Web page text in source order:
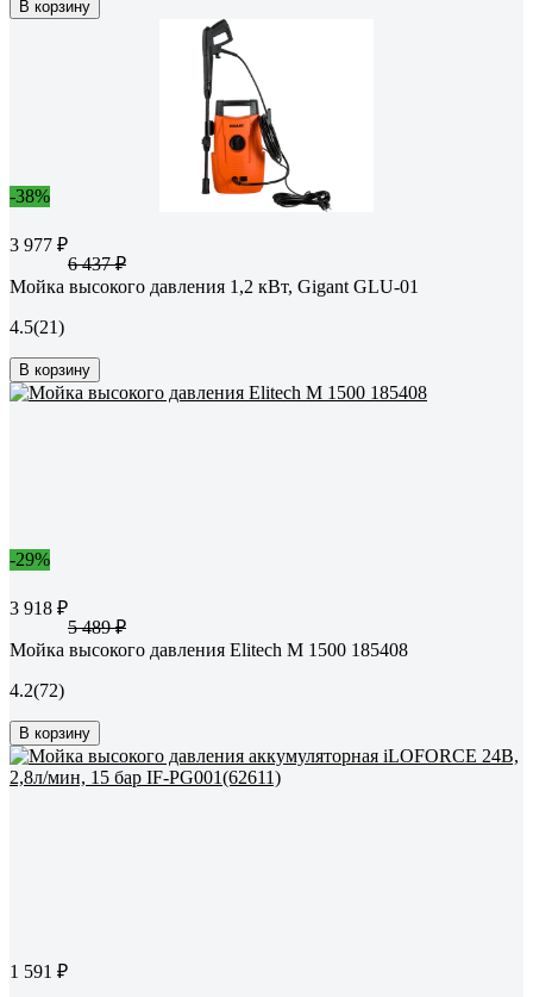
В корзину
-38%
3 977 ₽
6 437 ₽
Мойка высокого давления 1,2 кВт, Gigant GLU-01
4.5(21)
В корзину
-29%
3 918 ₽
5 489 ₽
Мойка высокого давления Elitech М 1500 185408
4.2(72)
В корзину
1 591 ₽